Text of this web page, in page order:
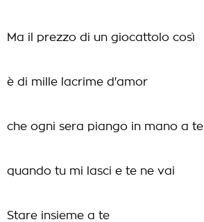
Ma il prezzo di un giocattolo così
è di mille lacrime d'amor
che ogni sera piango in mano a te
quando tu mi lasci e te ne vai
Stare insieme a te